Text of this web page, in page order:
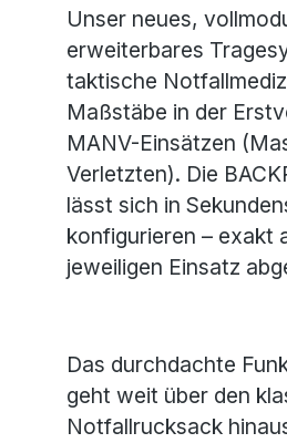
Unser neues,
erweiterbares
taktische
Maßstäbe in der
MANV-Einsätzen
Verletzten). Die
lässt sich in
konfigurieren – exakt
jeweiligen Einsatz
Das durchdachte
geht weit über den
Notfallrucksack